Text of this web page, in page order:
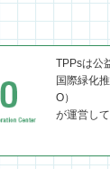
TPPsは公
国際緑化
O）
が運営して